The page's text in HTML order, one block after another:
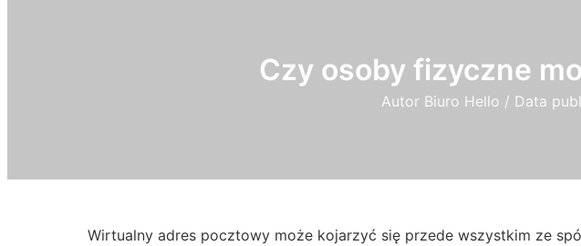
Czy osoby fizyczne
Autor Biuro Hello / Data
Wirtualny adres pocztowy może kojarzyć się przede wszystkim ze